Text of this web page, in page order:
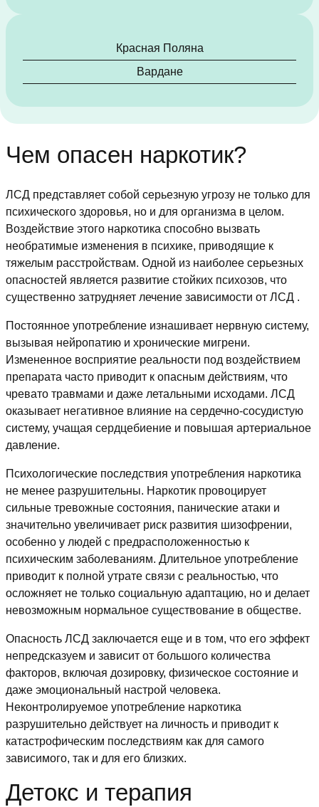
Красная Поляна
Вардане
Чем опасен наркотик?
ЛСД представляет собой серьезную угрозу не только для
психического здоровья, но и для организма в целом.
Воздействие этого наркотика способно вызвать
необратимые изменения в психике, приводящие к
тяжелым расстройствам. Одной из наиболее серьезных
опасностей является развитие стойких психозов, что
существенно затрудняет лечение зависимости от ЛСД .
Постоянное употребление изнашивает нервную систему,
вызывая нейропатию и хронические мигрени.
Измененное восприятие реальности под воздействием
препарата часто приводит к опасным действиям, что
чревато травмами и даже летальными исходами. ЛСД
оказывает негативное влияние на сердечно-сосудистую
систему, учащая сердцебиение и повышая артериальное
давление.
Психологические последствия употребления наркотика
не менее разрушительны. Наркотик провоцирует
сильные тревожные состояния, панические атаки и
значительно увеличивает риск развития шизофрении,
особенно у людей с предрасположенностью к
психическим заболеваниям. Длительное употребление
приводит к полной утрате связи с реальностью, что
осложняет не только социальную адаптацию, но и делает
невозможным нормальное существование в обществе.
Опасность ЛСД заключается еще и в том, что его эффект
непредсказуем и зависит от большого количества
факторов, включая дозировку, физическое состояние и
даже эмоциональный настрой человека.
Неконтролируемое употребление наркотика
разрушительно действует на личность и приводит к
катастрофическим последствиям как для самого
зависимого, так и для его близких.
Детокс и терапия